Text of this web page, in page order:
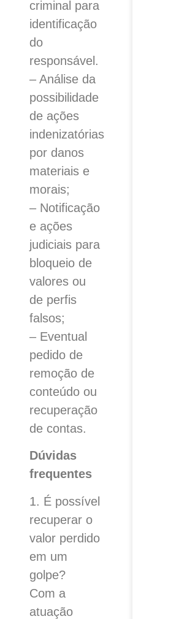
criminal para
identificação
do
responsável.
– Análise da
possibilidade
de ações
indenizatórias
por danos
materiais e
morais;
– Notificação
e ações
judiciais para
bloqueio de
valores ou
de perfis
falsos;
– Eventual
pedido de
remoção de
conteúdo ou
recuperação
de contas.
Dúvidas
frequentes
1. É possível
recuperar o
valor perdido
em um
golpe?
Com a
atuação